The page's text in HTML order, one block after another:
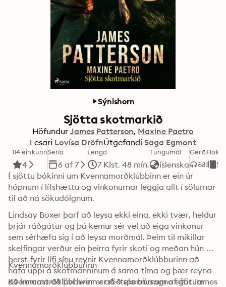
Sýnishorn
Sjötta skotmarkið
Höfundur James Patterson Maxine Paetro
Lesari Lovísa DröfnÚtgefandi Saga Egmont
114 einkunn
4
Sería
6 af 7
Lengd
7 Klst. 48 mín.
Tungumál
íslenska
Gerð
Í sjöttu bókinni um Kvennamorðklúbbinn er ein úr
hópnum í lífshættu og vinkonurnar leggja allt í sölurnar
til að ná sökudólgnum.
Lindsay Boxer þarf að leysa ekki eina, ekki tvær, heldur
þrjár ráðgátur og þá kemur sér vel að eiga vinkonur
sem sérhæfa sig í að leysa morðmál. Þeim til mikillar
skelfingar verður ein þeirra fyrir skoti og meðan hún
berst fyrir lífi sínu reynir Kvennamorðklúbburinn að
hafa uppi á skotmanninum á sama tíma og þær reyna
að komast að því hver er að stela börnum af götum
Kvennamorðklúbburinn
Kvennamorðklúbburinn er röð spennusagna eftir James